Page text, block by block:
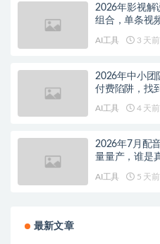
2026年影视解
组合，单条视
AI工具 3 天前
2026年中小团
付费陷阱，找
AI工具 4 天前
2026年7月配
量量产，谁是
AI工具 5 天前
最新文章